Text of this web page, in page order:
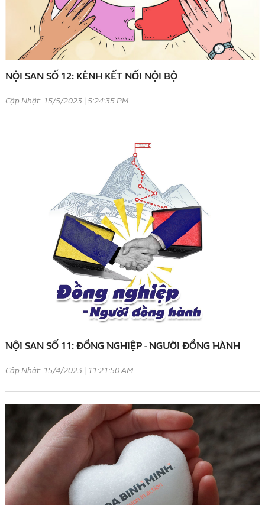
NỘI SAN SỐ 12: KÊNH KẾT NỐI NỘI BỘ
Cập Nhật: 15/5/2023 | 5:24:35 PM
NỘI SAN SỐ 11: ĐỒNG NGHIỆP - NGƯỜI ĐỒNG HÀNH
Cập Nhật: 15/4/2023 | 11:21:50 AM